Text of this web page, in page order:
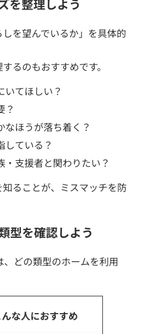
を整理しよう
を望んでいるか」を具体的
るのもおすすめです。
いてほしい？
？
なほうが落ち着く？
している？
支援者と関わりたい？
ることが、ミスマッチを防
型を確認しよう
どの類型のホームを利用
んな人におすすめ